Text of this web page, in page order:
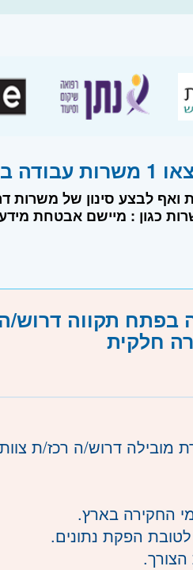
ואף לבצע סינון של משרות
כגון : מיישם אבטחת מידע
דרוש/ה רכז/ת צוות
החקירה בארץ.
הפקת נתונים.